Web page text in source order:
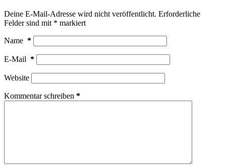
Deine E-Mail-Adresse wird nicht veröffentlicht. Erforderliche
Felder sind mit * markiert
Name *
E-Mail *
Website
Kommentar schreiben *